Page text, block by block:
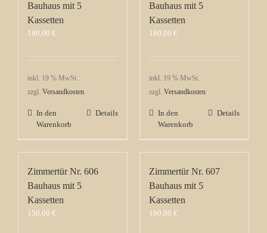
Bauhaus mit 5
Kassetten
180,00 €
inkl. 19 % MwSt.
zzgl. Versandkosten
In den
Warenkorb
Details
Bauhaus mit 5
Kassetten
180,00 €
inkl. 19 % MwSt.
zzgl. Versandkosten
In den
Warenkorb
Details
Zimmertür Nr. 606
Bauhaus mit 5
Kassetten
150,00 €
Zimmertür Nr. 607
Bauhaus mit 5
Kassetten
180,00 €